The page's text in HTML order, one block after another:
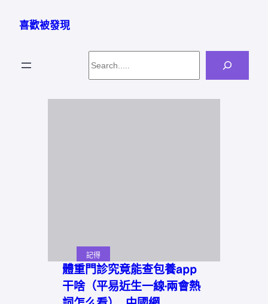
喜歡被發現
記得
體重門診究竟能查包養app
干啥（平易近生一線·兩會熱